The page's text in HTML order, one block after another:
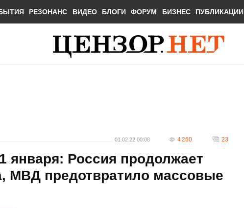
РЕЗОНАНС ВИДЕО БЛОГИ ФОРУМ БИЗНЕС ПУБЛИКАЦИИ
01.02.22 00:08 4 260 23
января: Россия продолжает
МВД предотвратило массовые